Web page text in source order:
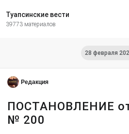
Туапсинские вести
39773 материалов
28 февраля
Редакция
ПОСТАНОВЛЕНИЕ
№ 200